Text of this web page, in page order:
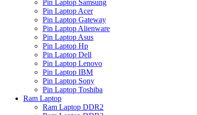
Pin Laptop Samsung
Pin Laptop Acer
Pin Laptop Gateway
Pin Laptop Alienware
Pin Laptop Asus
Pin Laptop Hp
Pin Laptop Dell
Pin Laptop Lenovo
Pin Laptop IBM
Pin Laptop Sony
Pin Laptop Toshiba
Ram Laptop
Ram Laptop DDR2